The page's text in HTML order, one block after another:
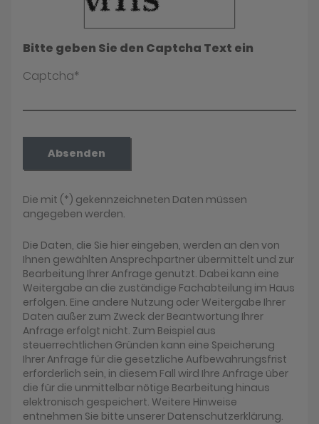
Bitte geben Sie den Captcha Text ein
Captcha*
Absenden
Die mit (*) gekennzeichneten Daten müssen
angegeben werden.
Die Daten, die Sie hier eingeben, werden an den von
Ihnen gewählten Ansprechpartner übermittelt und zur
Bearbeitung Ihrer Anfrage genutzt. Dabei kann eine
Weitergabe an die zuständige Fachabteilung im Haus
erfolgen. Eine andere Nutzung oder Weitergabe Ihrer
Daten außer zum Zweck der Beantwortung Ihrer
Anfrage erfolgt nicht. Zum Beispiel aus
steuerrechtlichen Gründen kann eine Speicherung
Ihrer Anfrage für die gesetzliche Aufbewahrungsfrist
erforderlich sein, in diesem Fall wird Ihre Anfrage über
die für die unmittelbar nötige Bearbeitung hinaus
elektronisch gespeichert. Weitere Hinweise
entnehmen Sie bitte unserer Datenschutzerklärung.